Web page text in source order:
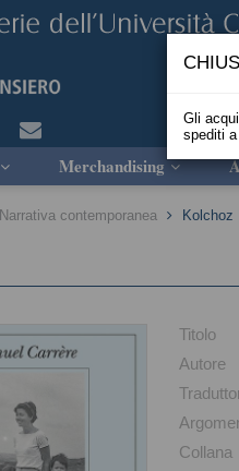
Merchandising
Narrativa contemporanea Kolchoz
Titolo
Autore
Collana
Gli
spediti